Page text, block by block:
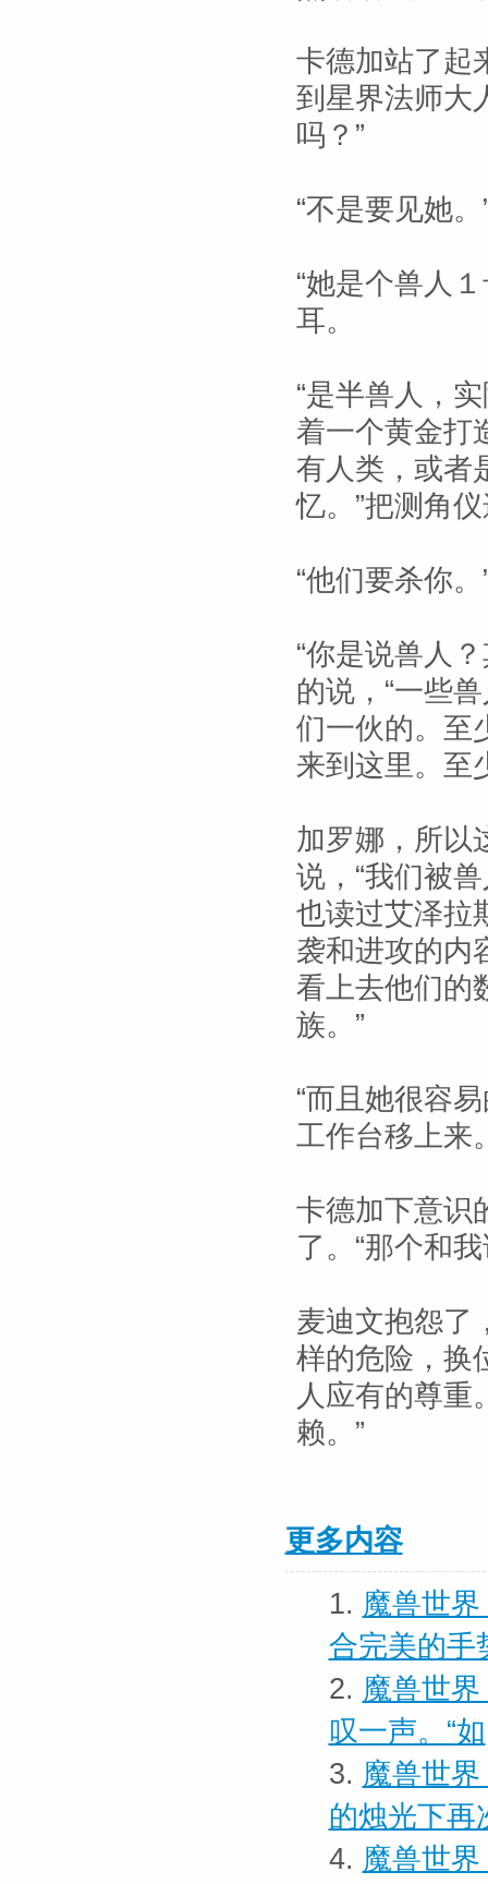
卡德加站了起
到星界法师大
吗？”
“不是要见她
“她是个兽人
耳。
“是半兽人，
着一个黄金打
有人类，或者
忆。”把测角
“他们要杀你
“你是说兽人
的说，“一些
们一伙的。至
来到这里。至
加罗娜，所以
说，“我们被
也读过艾泽拉
袭和进攻的内
看上去他们的
族。”
“而且她很容
工作台移上来
卡德加下意识
了。“那个和
麦迪文抱怨了
样的危险，换
人应有的尊重
赖。”
更多内容
1. 魔兽世
合完美的手
2. 魔兽世
叹一声。“如
3. 魔兽世
的烛光下再
4. 魔兽世